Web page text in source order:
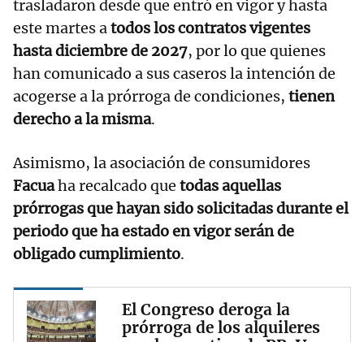
trasladaron desde que entró en vigor y hasta
este martes atodos los contratos vigentes
hasta diciembre de 2027, por lo que quienes
han comunicado a sus caseros la intención de
acogerse a la prórroga de condiciones, tienen
derecho a la misma.
Asimismo, la asociación de consumidores
Facuaha recalcado que todas aquellas
prórrogas que hayan sido solicitadas durante el
periodo que ha estado en vigor serán de
obligado cumplimiento.
El Congreso deroga la
prórroga de los alquileres